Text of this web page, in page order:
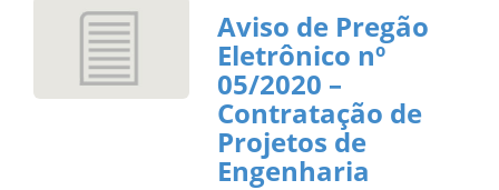
Aviso de Pregão
Eletrônico nº
05/2020 –
Contratação de
Projetos de
Engenharia